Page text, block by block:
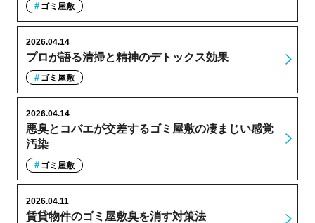
ゴミ屋敷
プロが語る清掃と精神のデトックス効果
2026.04.14
ゴミ屋敷
悪臭とコバエが交差するゴミ屋敷の凄まじい感覚
汚染
2026.04.14
ゴミ屋敷
賃貸物件のゴミ屋敷臭を消す対策法
2026.04.11